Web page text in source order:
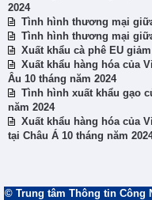
2024
Tình hình thương mại
Tình hình thương mại
Xuất khẩu cà phê EU
Xuất khẩu hàng hóa của
Âu 10 tháng năm 2024
Tình hình xuất khẩu gạo
năm 2024
Xuất khẩu hàng hóa của
tại Châu Á 10 tháng năm
© Trung tâm Thông tin Công